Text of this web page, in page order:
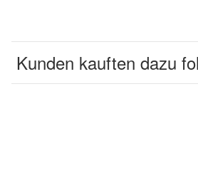
Kunden kauften dazu